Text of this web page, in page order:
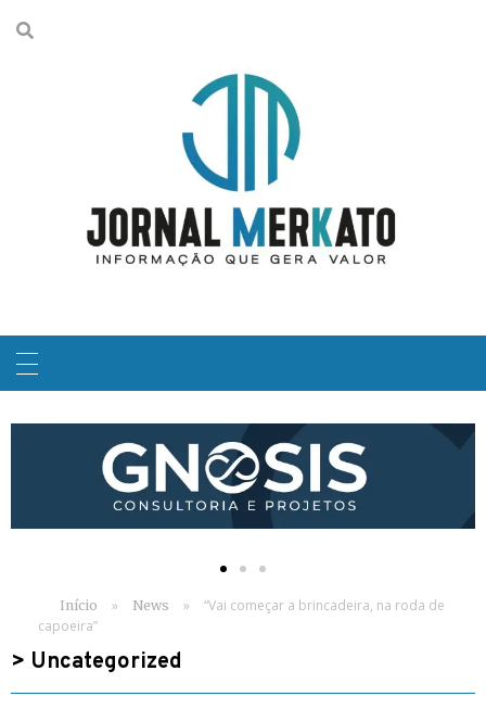
Início » News »
“Vai começar a brincadeira, na roda de
capoeira”
> Uncategorized